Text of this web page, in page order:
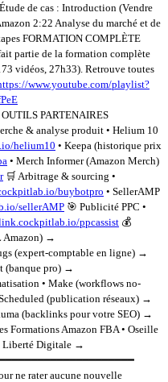
de cas : Introduction (Vendre
2:22 Analyse du marché et de
FORMATION COMPLÈTE
partie de la formation complète
vidéos, 27h33). Retrouve toutes
www.youtube.com/playlist?
PARTENAIRES
& analyse produit • Helium 10
helium10 • Keepa (historique prix
• Merch Informer (Amazon Merch)
🛒 Arbitrage & sourcing •
buybotpro • SellerAMP
sellerAMP 🎯 Publicité PPC •
ppcassist 💰
Amazon) →
(expert-comptable en ligne) →
(banque pro) →
• Make (workflows no-
(publication réseaux) →
(backlinks pour votre SEO) →
Formations Amazon FBA • Oseille
Liberté Digitale →
ne rater aucune nouvelle